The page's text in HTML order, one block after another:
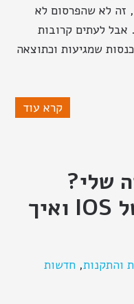
זה לא שהפרסום לא
אבל לעתים קרובות
שמגיעות וכתוצאה
קרא עוד
שלי?
מגבלות המעקב של IOS ואיך
והתקנות,חדשות